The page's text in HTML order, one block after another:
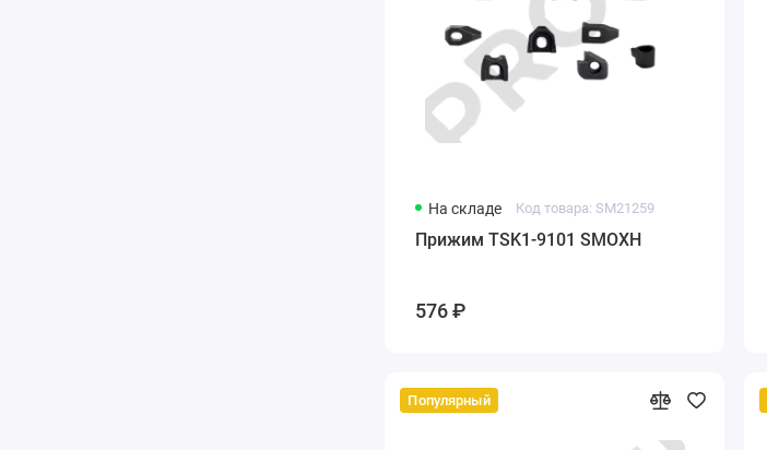
На складе Код товара: SM21259
Прижим TSK1-9101 SMOXH
576 ₽
Популярный